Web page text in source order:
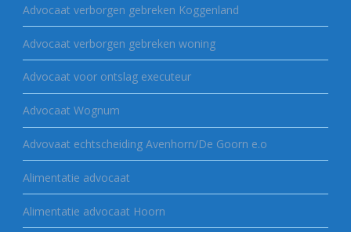
Advocaat verborgen gebreken Koggenland
Advocaat verborgen gebreken woning
Advocaat voor ontslag executeur
Advocaat Wognum
Advovaat echtscheiding Avenhorn/De Goorn e.o
Alimentatie advocaat
Alimentatie advocaat Hoorn